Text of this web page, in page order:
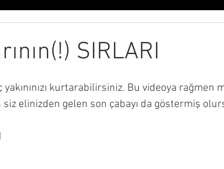
örgütü bulaşıcılık ilaçlar maske
SIRLARI
kurtarabilirsiniz. Bu videoya rağmen
elinizden gelen son çabayı da göstermiş